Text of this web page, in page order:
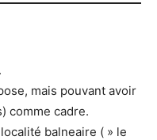
mais pouvant avoir
comme cadre.
balneaire ( » le